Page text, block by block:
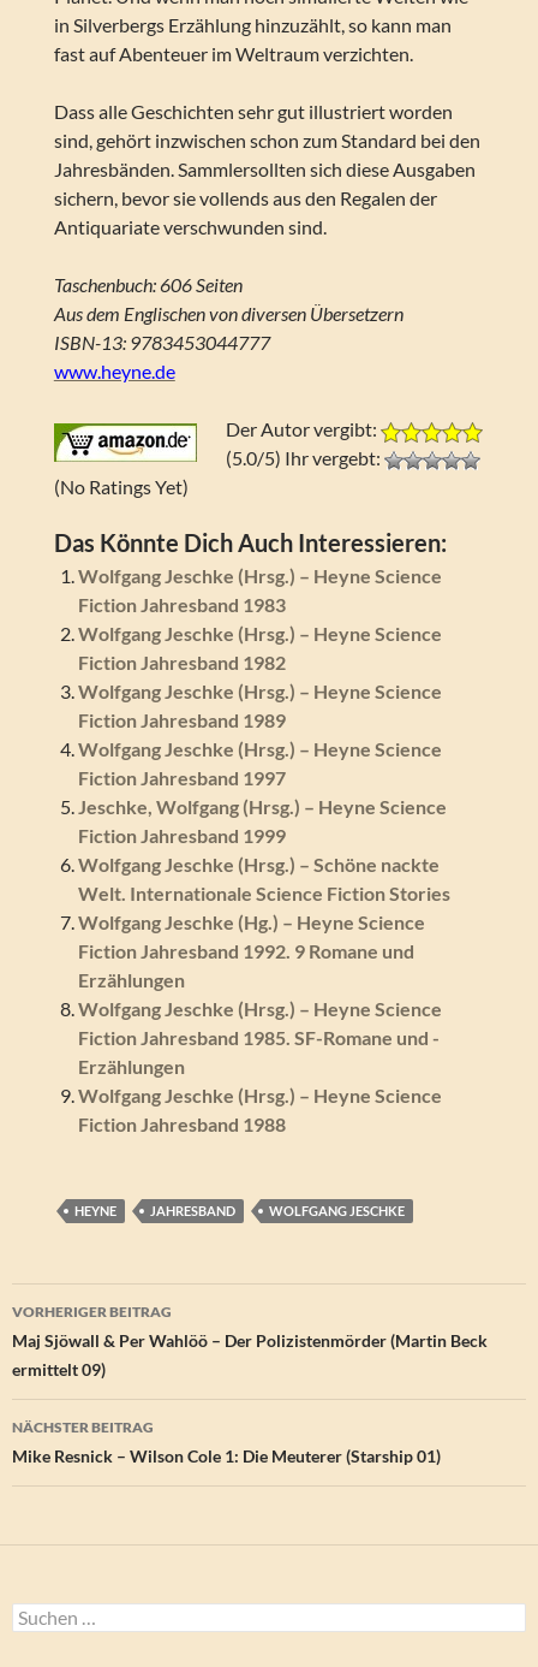
in Silverbergs Erzählung hinzuzählt, so kann man
fast auf Abenteuer im Weltraum verzichten.
Dass alle Geschichten sehr gut illustriert worden
sind, gehört inzwischen schon zum Standard bei den
Jahresbänden. Sammlersollten sich diese Ausgaben
sichern, bevor sie vollends aus den Regalen der
Antiquariate verschwunden sind.
Taschenbuch: 606 Seiten
Aus dem Englischen von diversen Übersetzern
ISBN-13: 9783453044777
www.heyne.de
Der Autor vergibt:
(5.0/5) Ihr vergebt:
(No Ratings Yet)
Das Könnte Dich Auch Interessieren:
Wolfgang Jeschke (Hrsg.) – Heyne Science
Fiction Jahresband 1983
Wolfgang Jeschke (Hrsg.) – Heyne Science
Fiction Jahresband 1982
Wolfgang Jeschke (Hrsg.) – Heyne Science
Fiction Jahresband 1989
Wolfgang Jeschke (Hrsg.) – Heyne Science
Fiction Jahresband 1997
Jeschke, Wolfgang (Hrsg.) – Heyne Science
Fiction Jahresband 1999
Wolfgang Jeschke (Hrsg.) – Schöne nackte
Welt. Internationale Science Fiction Stories
Wolfgang Jeschke (Hg.) – Heyne Science
Fiction Jahresband 1992. 9 Romane und
Erzählungen
Wolfgang Jeschke (Hrsg.) – Heyne Science
Fiction Jahresband 1985. SF-Romane und -
Erzählungen
Wolfgang Jeschke (Hrsg.) – Heyne Science
Fiction Jahresband 1988
HEYNE JAHRESBAND WOLFGANG JESCHKE
Beitragsnavigation
VORHERIGER BEITRAG
Maj Sjöwall & Per Wahlöö – Der Polizistenmörder (Martin Beck
ermittelt 09)
NÄCHSTER BEITRAG
Mike Resnick – Wilson Cole 1: Die Meuterer (Starship 01)
Suchen
nach: